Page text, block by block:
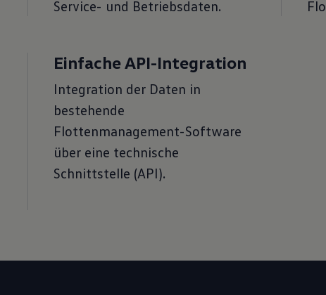
Service- und Betriebsdaten.
Einfache API-Integration
Integration der Daten in
bestehende
Flottenmanagement-Software
über eine technische
Schnittstelle (API).